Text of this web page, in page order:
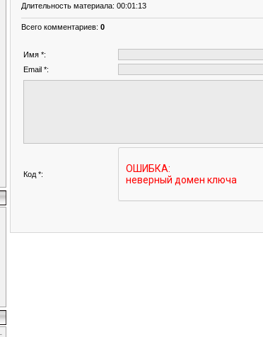
Длительность материала: 00:01:13
Всего комментариев: 0
Имя *:
Email *:
Код *: